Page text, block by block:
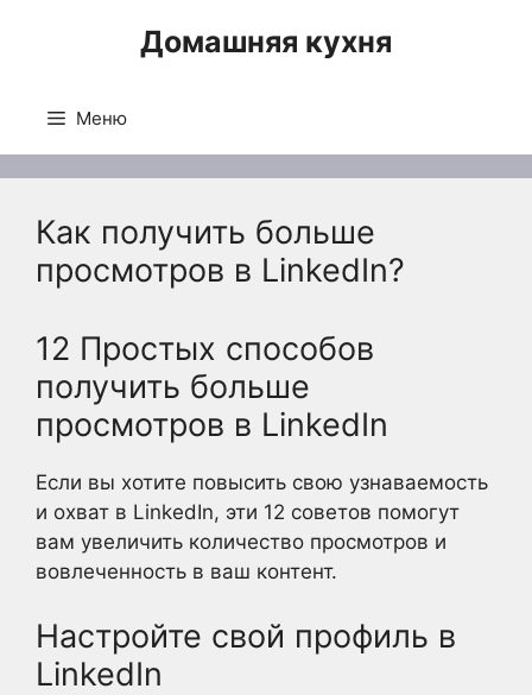
Домашняя кухня
Меню
Как получить больше
просмотров в LinkedIn?
12 Простых способов
получить больше
просмотров в LinkedIn
Если вы хотите повысить свою узнаваемость
и охват в LinkedIn, эти 12 советов помогут
вам увеличить количество просмотров и
вовлеченность в ваш контент.
Настройте свой профиль в
LinkedIn